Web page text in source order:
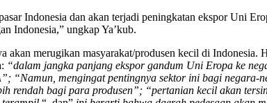
Indonesia dan akan terjadi peningkatan ekspor Uni
Indonesia,” ungkap Ya’kub.
akan merugikan masyarakat/produsen kecil di
“dalam jangka panjang ekspor gandum Uni Eropa ke
mengingat pentingnya sektor ini bagi negara-
bagi para produsen”; “pertanian kecil akan